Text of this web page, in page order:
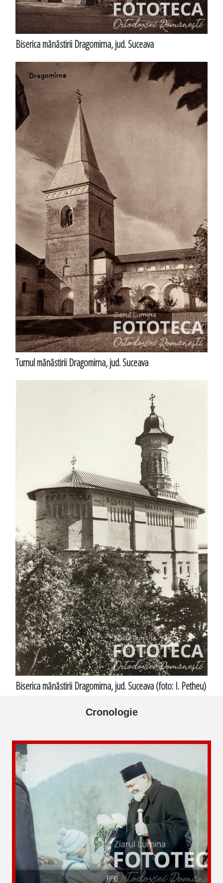
Biserica mănăstirii Dragomirna, jud. Suceava
Turnul mănăstirii Dragomirna, jud. Suceava
Biserica mănăstirii Dragomirna, jud. Suceava (foto: I. Petheu)
Cronologie
1990